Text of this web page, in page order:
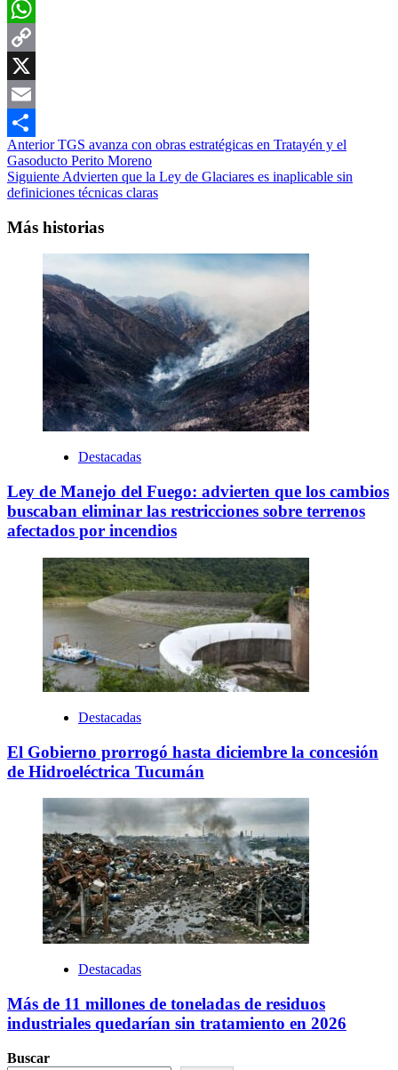
Facebook
WhatsApp
Copy
Link
X
Email
Compartir
Navegación
de
entradas
AnteriorTGS avanza con obras estratégicas en Tratayén y el
Gasoducto Perito Moreno
Siguiente Advierten que la Ley de Glaciares es inaplicable sin
definiciones técnicas claras
Más historias
Destacadas
Ley de Manejo del Fuego: advierten que los cambios
buscaban eliminar las restricciones sobre terrenos
afectados por incendios
Destacadas
El Gobierno prorrogó hasta diciembre la concesión
de Hidroeléctrica Tucumán
Destacadas
Más de 11 millones de toneladas de residuos
industriales quedarían sin tratamiento en 2026
Buscar